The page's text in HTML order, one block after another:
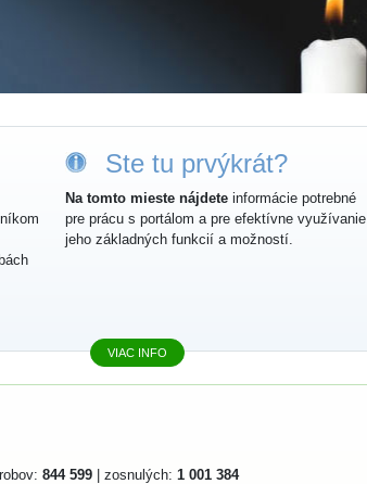
Ste tu prvýkrát?
Na tomto mieste nájdete informácie potrebné
pre prácu s portálom a pre efektívne využívanie
jeho základných funkcií a možností.
VIAC INFO
844 599 | zosnulých: 1 001 384